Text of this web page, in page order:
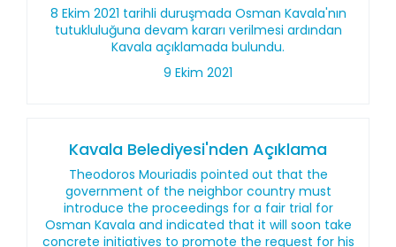
8 Ekim 2021 tarihli duruşmada Osman Kavala'nın
tutukluluğuna devam kararı verilmesi ardından
Kavala açıklamada bulundu.
9 Ekim 2021
Kavala Belediyesi'nden Açıklama
Theodoros Mouriadis pointed out that the
government of the neighbor country must
introduce the proceedings for a fair trial for
Osman Kavala and indicated that it will soon take
concrete initiatives to promote the request for his